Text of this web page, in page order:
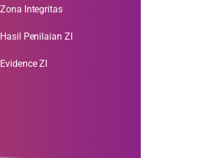
Zona Integritas
Hasil Penilaian ZI
Evidence ZI